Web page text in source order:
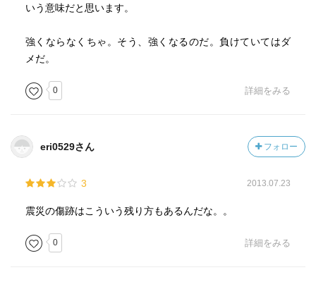
いう意味だと思います。
強くならなくちゃ。そう、強くなるのだ。負けていてはダ
メだ。
0 詳細をみる
eri0529さん フォロー
3 2013.07.23
震災の傷跡はこういう残り方もあるんだな。。
0 詳細をみる